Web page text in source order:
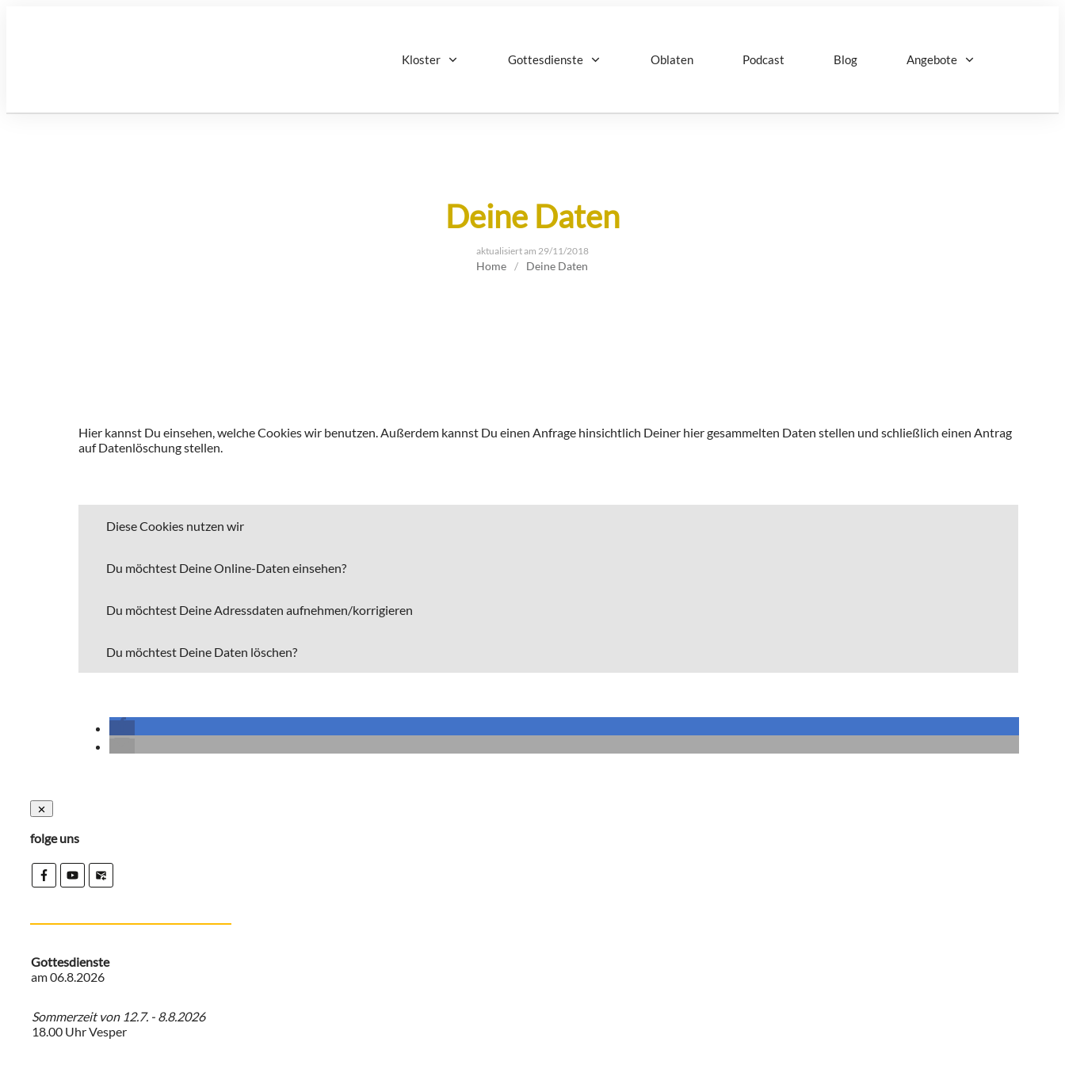
Kloster Gottesdienste Oblaten Podcast Blog Angebote
Deine Daten
aktualisiert am 29/11/2018
Home / Deine Daten
Hier kannst Du einsehen, welche Cookies wir benutzen. Außerdem kannst Du einen Anfrage hinsichtlich Deiner hier gesammelten Daten stellen und schließlich einen Antrag
auf Datenlöschung stellen.
Diese Cookies nutzen wir
Du möchtest Deine Online-Daten einsehen?
Du möchtest Deine Adressdaten aufnehmen/korrigieren
Du möchtest Deine Daten löschen?
folge uns
Gottesdienste
am06.8.2026
Sommerzeit von 12.7. - 8.8.2026
18.00 Uhr Vesper